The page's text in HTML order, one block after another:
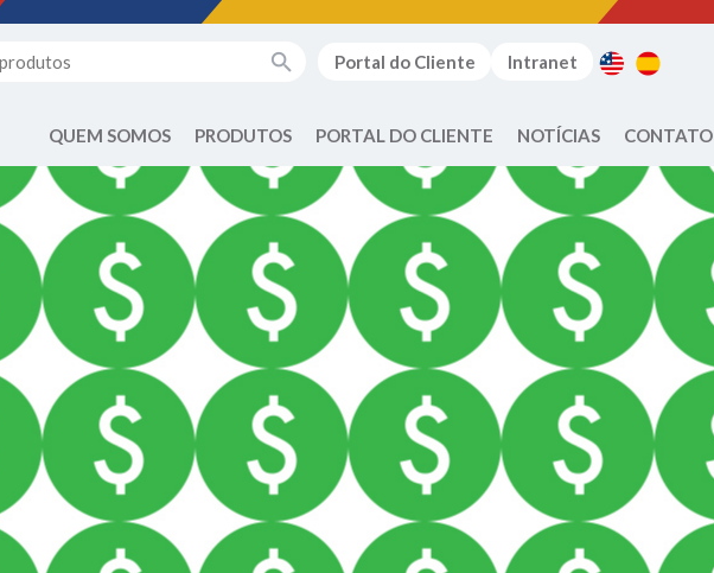
Portal do Cliente Intranet
QUEM SOMOS PRODUTOS PORTAL DO CLIENTE NOTÍCIAS CONTATO